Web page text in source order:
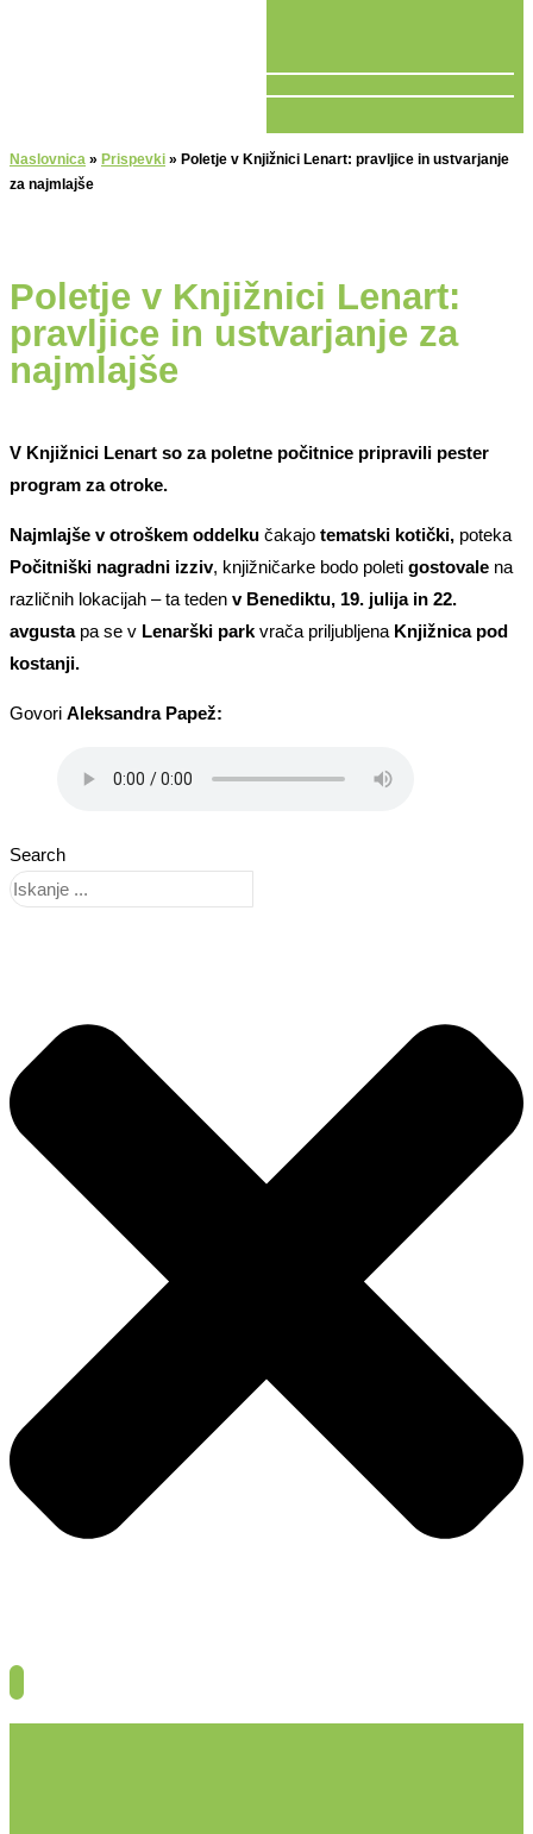
Naslovnica » Prispevki » Poletje v Knjižnici Lenart: pravljice in ustvarjanje
za najmlajše
Poletje v Knjižnici Lenart:
pravljice in ustvarjanje za
najmlajše
V Knjižnici Lenart so za poletne počitnice pripravili pester
program za otroke.
Najmlajše v otroškem oddelku čakajo tematski kotički, poteka
Počitniški nagradni izziv, knjižničarke bodo poleti gostovale na
različnih lokacijah – ta teden v Benediktu, 19. julija in 22.
avgustapa se v Lenarški park vrača priljubljena Knjižnica pod
kostanji.
Govori Aleksandra Papež:
Search